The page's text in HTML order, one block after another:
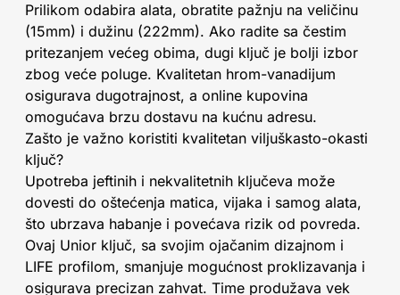
Prilikom odabira alata, obratite pažnju na veličinu
(15mm) i dužinu (222mm). Ako radite sa čestim
pritezanjem većeg obima, dugi ključ je bolji izbor
zbog veće poluge. Kvalitetan hrom-vanadijum
osigurava dugotrajnost, a online kupovina
omogućava brzu dostavu na kućnu adresu.
Zašto je važno koristiti kvalitetan viljuškasto-okasti
ključ?
Upotreba jeftinih i nekvalitetnih ključeva može
dovesti do oštećenja matica, vijaka i samog alata,
što ubrzava habanje i povećava rizik od povreda.
Ovaj Unior ključ, sa svojim ojačanim dizajnom i
LIFE profilom, smanjuje mogućnost proklizavanja i
osigurava precizan zahvat. Time produžava vek